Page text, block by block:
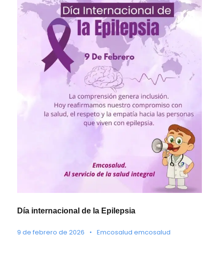
Día internacional de la Epilepsia
9 de febrero de 2026 • Emcosalud emcosalud